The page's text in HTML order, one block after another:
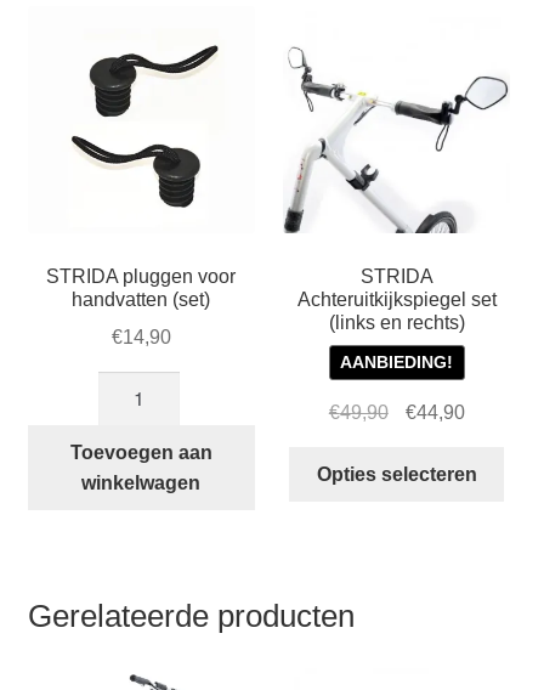
STRIDA pluggen voor
handvatten (set)
€14,90
voor
handvatten
Toevoegen aan
winkelwagen
STRIDA
Achteruitkijkspiegel set
(links en rechts)
AANBIEDING!
€49,90
Oorspronkelijke
was:
€44,90Huidige
is:
Opties selecteren
Gerelateerde producten